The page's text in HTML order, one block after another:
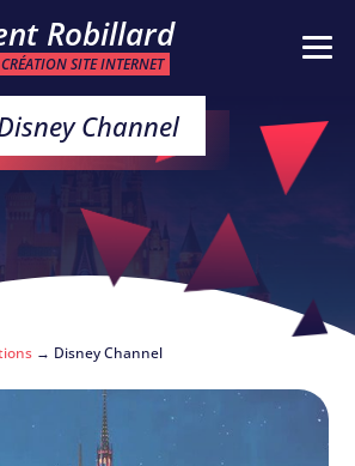
Robillard
SITE INTERNET
Channel
→ Disney Channel